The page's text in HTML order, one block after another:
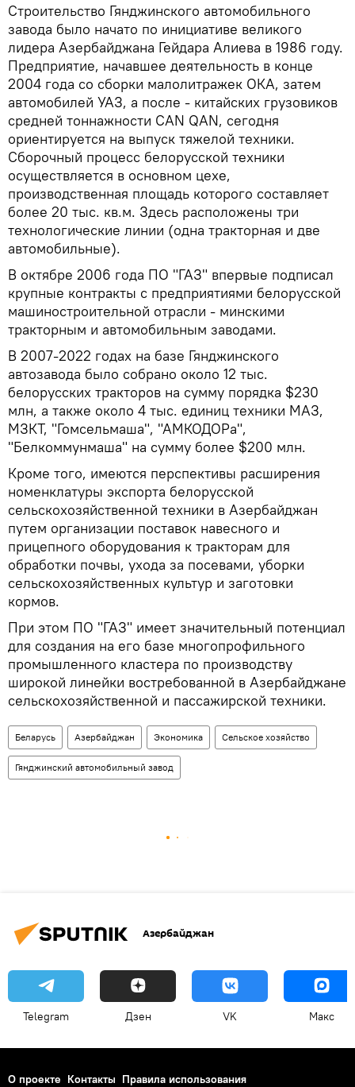
Строительство Гянджинского автомобильного
завода было начато по инициативе великого
лидера Азербайджана Гейдара Алиева в 1986 году.
Предприятие, начавшее деятельность в конце
2004 года со сборки малолитражек ОКА, затем
автомобилей УАЗ, а после - китайских грузовиков
средней тоннажности CAN QAN, сегодня
ориентируется на выпуск тяжелой техники.
Сборочный процесс белорусской техники
осуществляется в основном цехе,
производственная площадь которого составляет
более 20 тыс. кв.м. Здесь расположены три
технологические линии (одна тракторная и две
автомобильные).
В октябре 2006 года ПО "ГАЗ" впервые подписал
крупные контракты с предприятиями белорусской
машиностроительной отрасли - минскими
тракторным и автомобильным заводами.
В 2007-2022 годах на базе Гянджинского
автозавода было собрано около 12 тыс.
белорусских тракторов на сумму порядка $230
млн, а также около 4 тыс. единиц техники МАЗ,
МЗКТ, "Гомсельмаша", "АМКОДОРа",
"Белкоммунмаша" на сумму более $200 млн.
Кроме того, имеются перспективы расширения
номенклатуры экспорта белорусской
сельскохозяйственной техники в Азербайджан
путем организации поставок навесного и
прицепного оборудования к тракторам для
обработки почвы, ухода за посевами, уборки
сельскохозяйственных культур и заготовки
кормов.
При этом ПО "ГАЗ" имеет значительный потенциал
для создания на его базе многопрофильного
промышленного кластера по производству
широкой линейки востребованной в Азербайджане
сельскохозяйственной и пассажирской техники.
Беларусь Азербайджан Экономика Сельское хозяйство
Гянджинский автомобильный завод
Азербайджан
Telegram Дзен VK Макс
О проекте Контакты Правила использования